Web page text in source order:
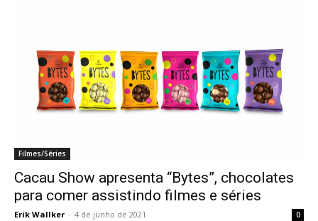
Filmes/Séries
Cacau Show apresenta “Bytes”, chocolates
para comer assistindo filmes e séries
Erik Wallker - 4 de junho de 2021 0